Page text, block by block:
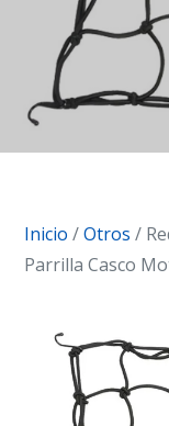
Inicio /Otros /
Parrilla Casco